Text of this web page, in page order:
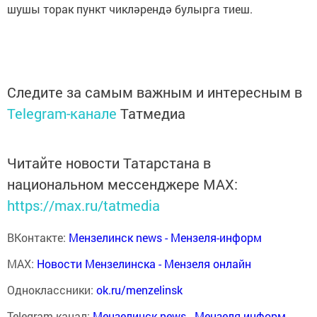
шушы торак пункт чикләрендә булырга тиеш.
Следите за самым важным и интересным в
Telegram-канале Татмедиа
Читайте новости Татарстана в
национальном мессенджере MАХ:
https://max.ru/tatmedia
ВКонтакте: Мензелинск news - Мензеля-информ
MAX: Новости Мензелинска - Мензеля онлайн
Одноклассники: ok.ru/menzelinsk